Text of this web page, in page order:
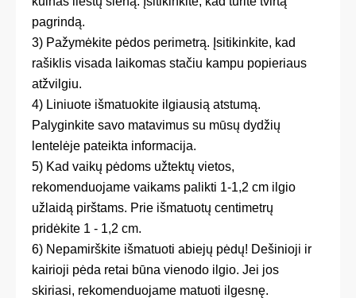
pagrindą.
3) Pažymėkite pėdos perimetrą. Įsitikinkite, kad
rašiklis visada laikomas stačiu kampu popieriaus
atžvilgiu.
4) Liniuote išmatuokite ilgiausią atstumą.
Palyginkite savo matavimus su mūsų dydžių
lentelėje pateikta informacija.
5) Kad vaikų pėdoms užtektų vietos,
rekomenduojame vaikams palikti 1-1,2 cm ilgio
užlaidą pirštams. Prie išmatuotų centimetrų
pridėkite 1 - 1,2 cm.
6) Nepamirškite išmatuoti abiejų pėdų! Dešinioji ir
kairioji pėda retai būna vienodo ilgio. Jei jos
skiriasi, rekomenduojame matuoti ilgesnę.